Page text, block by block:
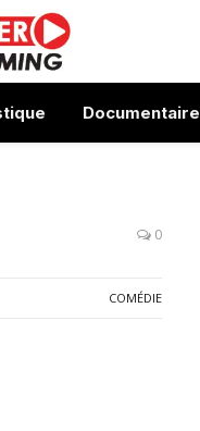
Documentaire
0
COMÉDIE